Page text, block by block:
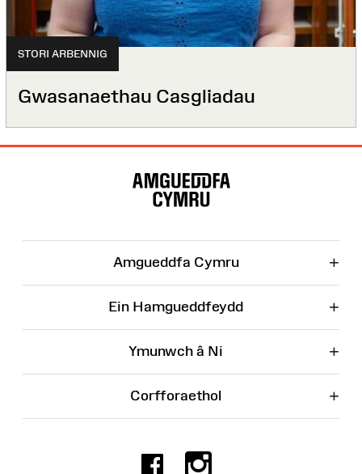
STORI ARBENNIG
Gwasanaethau Casgliadau
Amgueddfa Cymru +
Ein Hamgueddfeydd +
Ymunwch â Ni +
Corfforaethol +
Facebook